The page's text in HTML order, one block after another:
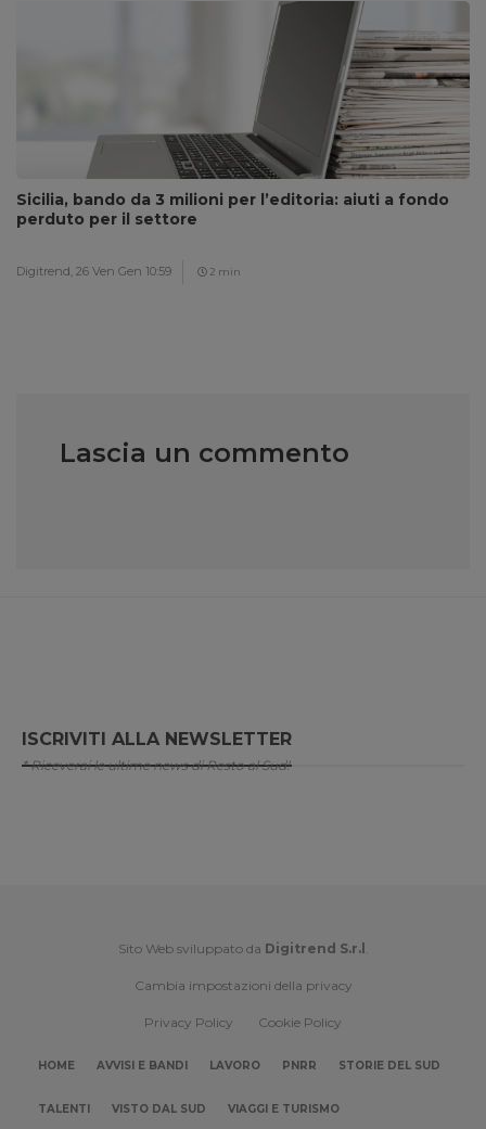
Sicilia, bando da 3 milioni per l’editoria: aiuti a fondo
perduto per il settore
Digitrend, 26 Ven Gen 10:59 2 min
Lascia un commento
ISCRIVITI ALLA NEWSLETTER
* Riceverai le ultime news di Resto al Sud!
Sito Web sviluppato da Digitrend S.r.l .
Cambia impostazioni della privacy
Privacy Policy Cookie Policy
HOME AVVISI E BANDI LAVORO PNRR STORIE DEL SUD
TALENTI VISTO DAL SUD VIAGGI E TURISMO